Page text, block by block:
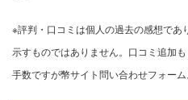
※評判・口コミは個人の過去の感想であ
示すものではありません。口コミ追加
手数ですが幣サイト問い合わせフォーム